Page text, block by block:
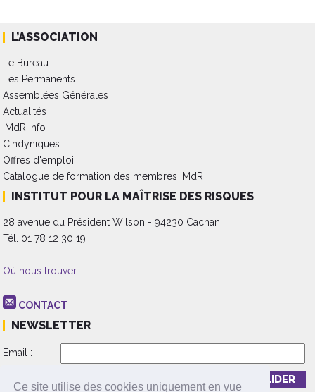
Ce site utilise des cookies uniquement en vue
L’ASSOCIATION
Le Bureau
Les Permanents
Assemblées Générales
Actualités
IMdR Info
Cindyniques
Offres d'emploi
Catalogue de formation des membres IMdR
INSTITUT POUR LA MAÎTRISE DES RISQUES
28 avenue du Président Wilson - 94230 Cachan
Tél. 01 78 12 30 19
Où nous trouver
CONTACT
NEWSLETTER
Email :